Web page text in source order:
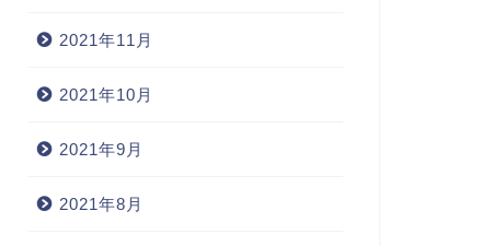
2021年11月
2021年10月
2021年9月
2021年8月